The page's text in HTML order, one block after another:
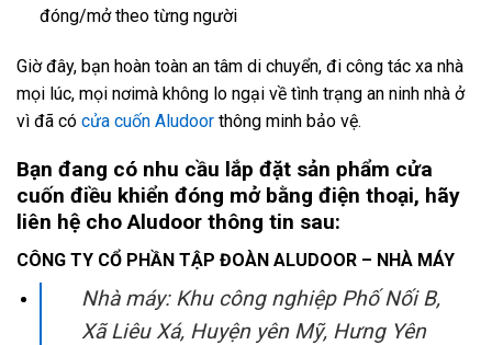
đóng/mở theo từng người
Giờ đây, bạn hoàn toàn an tâm di chuyển, đi công tác xa nhà
mọi lúc, mọi nơimà không lo ngại về tình trạng an ninh nhà ở
vì đã có cửa cuốn Aludoor thông minh bảo vệ.
Bạn đang có nhu cầu lắp đặt sản phẩm cửa
cuốn điều khiển đóng mở bằng điện thoại, hãy
liên hệ cho Aludoor thông tin sau:
CÔNG TY CỔ PHẦN TẬP ĐOÀN ALUDOOR – NHÀ MÁY
Nhà máy: Khu công nghiệp Phố Nối B,
Xã Liêu Xá, Huyện yên Mỹ, Hưng Yên